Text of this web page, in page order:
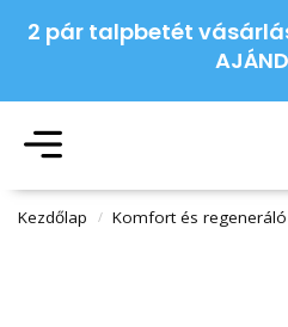
2 pár talpbetét
Kezdőlap / Komfort és